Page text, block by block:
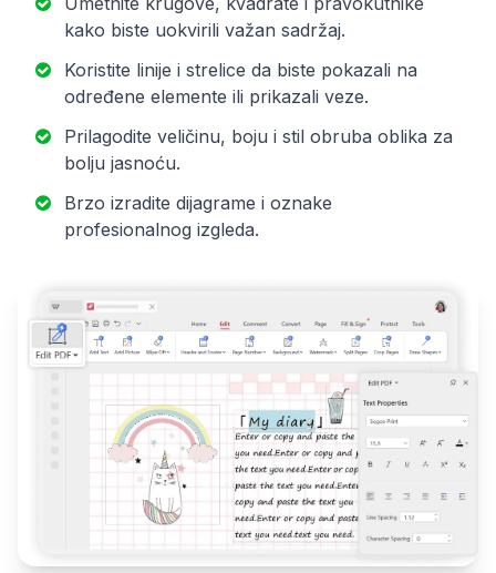
kako biste uokvirili važan sadržaj.
Koristite linije i strelice da biste pokazali na
određene elemente ili prikazali veze.
Prilagodite veličinu, boju i stil obruba oblika za
bolju jasnoću.
Brzo izradite dijagrame i oznake
profesionalnog izgleda.